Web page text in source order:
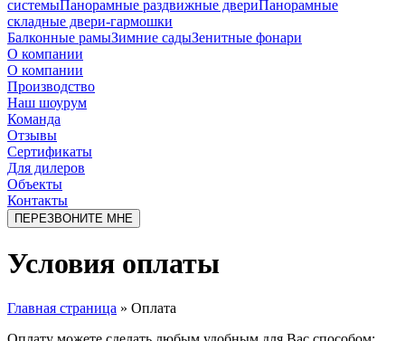
системыПанорамные раздвижные двериПанорамные
складные двери-гармошки
Балконные рамыЗимние садыЗенитные фонари
О компании
О компании
Производство
Наш шоурум
Команда
Отзывы
Сертификаты
Для дилеров
Объекты
Контакты
ПЕРЕЗВОНИТЕ МНЕ
Условия оплаты
Главная страница » Оплата